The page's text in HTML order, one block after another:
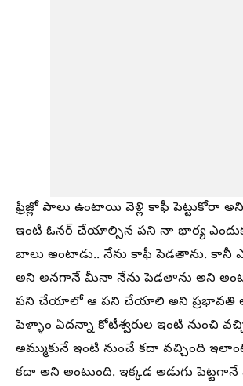
ఫ్రిజ్లో పాలు ఉంటాయి వెళ్లి కాఫీ పెట్టుకోరా
ఇంటి ఓనర్ చేయాల్సిన పని నా భార్య
బాలు అంటాడు.. నేను కాఫీ పెడతాను. కానీ
అని అనగానే మీనా నేను పెడతాను అని
పని చేయాలో ఆ పని చేయాలి అని ప్రభావతి
పెళ్ళాం ఏదన్నా కోటీశ్వరుల ఇంటి నుంచి
అమ్ముకునే ఇంటి నుంచే కదా వచ్చింది
కదా అని అంటుంది. ఇక్కడ అడుగు పెట్టగానే